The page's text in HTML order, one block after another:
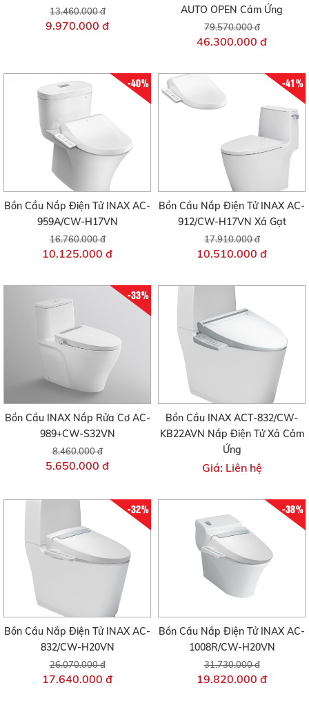
13.460.000 đ
9.970.000 đ
AUTO OPEN Cảm Ứng
79.570.000 đ
46.300.000 đ
-40%
Bồn Cầu Nắp Điện Tử INAX AC-
959A/CW-H17VN
16.760.000 đ
10.125.000 đ
-41%
Bồn Cầu Nắp Điện Tử INAX AC-
912/CW-H17VN Xả Gạt
17.910.000 đ
10.510.000 đ
-33%
Bồn Cầu INAX Nắp Rửa Cơ AC-
989+CW-S32VN
8.460.000 đ
5.650.000 đ
Bồn Cầu INAX ACT-832/CW-
KB22AVN Nắp Điện Tử Xả Cảm
Ứng
Giá: Liên hệ
-32%
Bồn Cầu Nắp Điện Tử INAX AC-
832/CW-H20VN
26.070.000 đ
17.640.000 đ
-38%
Bồn Cầu Nắp Điện Tử INAX AC-
1008R/CW-H20VN
31.730.000 đ
19.820.000 đ